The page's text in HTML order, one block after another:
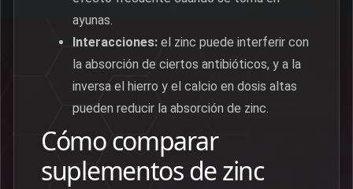
ayunas.
Interacciones: el zinc puede interferir con
la absorción de ciertos antibióticos, y a la
inversa el hierro y el calcio en dosis altas
pueden reducir la absorción de zinc.
Cómo comparar
suplementos de zinc